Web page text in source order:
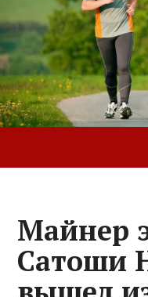
Майнер
Сатоши